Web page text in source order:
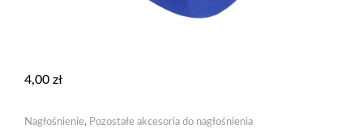
4,00 zł
Nagłośnienie, Pozostałe akcesoria do nagłośnienia